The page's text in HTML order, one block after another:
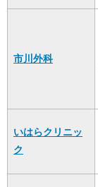
市川外科
いはらクリニッ
ク